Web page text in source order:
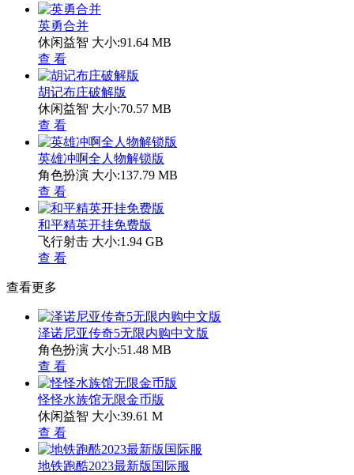
英勇合并
休闲益智 大小:91.64 MB
查 看
胡记布庄破解版
休闲益智 大小:70.57 MB
查 看
英雄冲啊全人物解锁版
角色扮演 大小:137.79 MB
查 看
和平精英开挂免费版
飞行射击 大小:1.94 GB
查 看
查看更多
泽诺尼亚传奇5无限内购中文版
角色扮演 大小:51.48 MB
查 看
怪怪水族馆无限金币版
休闲益智 大小:39.61 M
查 看
地铁跑酷2023最新版国际服